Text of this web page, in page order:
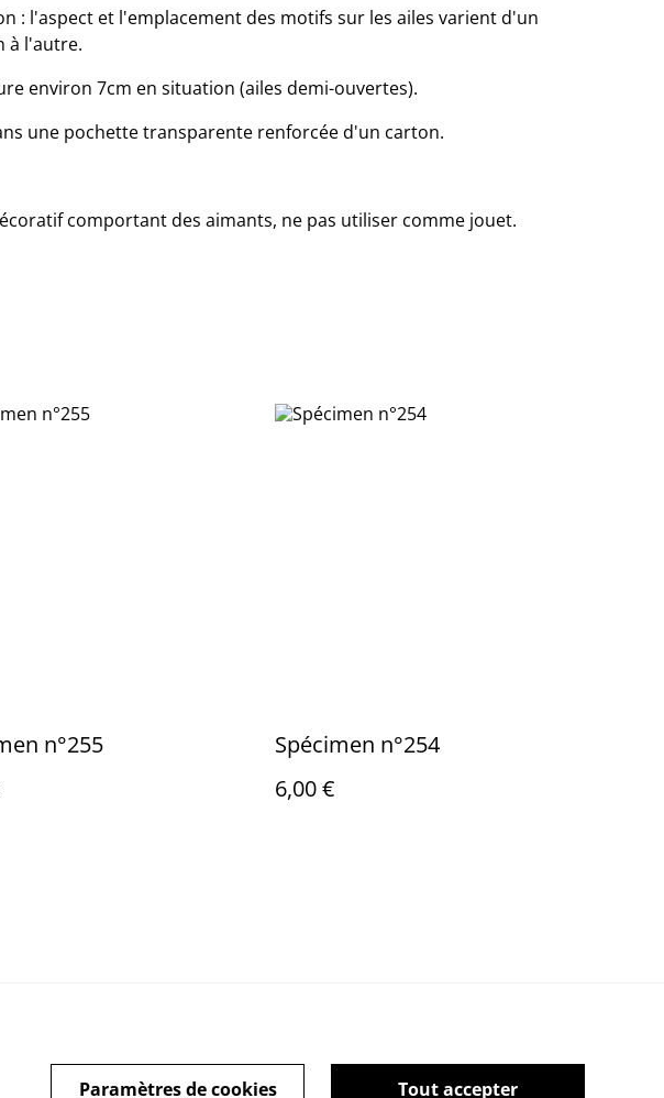
: l'aspect et l'emplacement des motifs sur les ailes varient d'un
à l'autre.
environ 7cm en situation (ailes demi-ouvertes).
une pochette transparente renforcée d'un carton.
comportant des aimants, ne pas utiliser comme jouet.
n°255
Spécimen n°254
6,00 €
Cookies
Tout accepter
Paramètres de cookies